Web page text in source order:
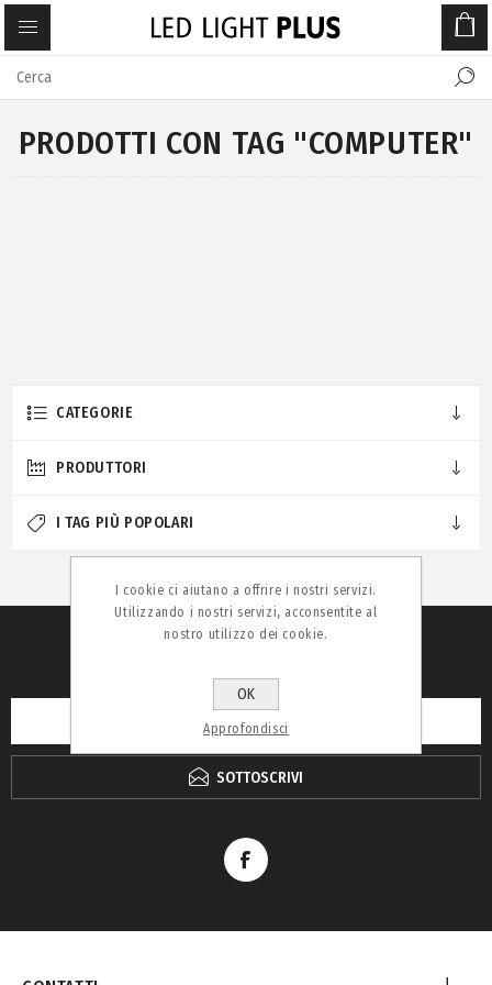
PRODOTTI CON TAG "COMPUTER"
CATEGORIE
PRODUTTORI
I TAG PIÙ POPOLARI
SOTTOSCRIVI
I cookie ci aiutano a offrire i nostri servizi.
Utilizzando i nostri servizi, acconsentite al
nostro utilizzo dei cookie.
OK
Approfondisci